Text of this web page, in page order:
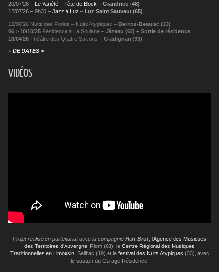
20/07/26 – Le Variété – Tête de Block –Grandrieu (48)
12/07/26 – 9h30 –Jazz à Luz –Luz Saint Sauveur (65)
12/06/26 Nuits des Forêts – Nuits Atypiques –Bernos-Beaulac (33)
06 > 10/10/25 Résidence à La Soulane –Jézeau (65) + Sortie de résidence
18/04/26 Théâtre des Quatre Saisons – Gradignan (33)
+ DE DATES >
VIDÉOS
Projet réalisé en partenariat avec la compagnie Hart Brut, l’Agence des Musiques
des Territoires d’Auvergne, Riom (63), le Centre Régional des Musiques
Traditionnelles en Limousin, Seilhac (19) et le festival des Nuits Atypiques (33), avec
le soutien du Garage Résidence.